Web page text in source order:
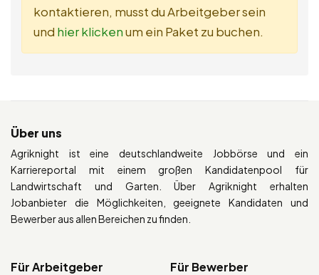
kontaktieren, musst du Arbeitgeber sein
und hier klickenum ein Paket zu buchen.
Über uns
Agriknight ist eine deutschlandweite Jobbörse und ein
Karriereportal mit einem großen Kandidatenpool für
Landwirtschaft und Garten. Über Agriknight erhalten
Jobanbieter die Möglichkeiten, geeignete Kandidaten und
Bewerber aus allen Bereichen zu finden.
Für Arbeitgeber Für Bewerber